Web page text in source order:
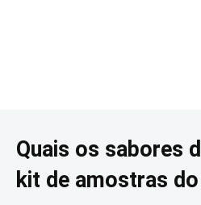
Quais os sabores
kit de amostras